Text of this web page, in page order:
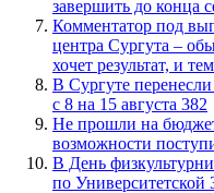
завершить до конца
​Комментатор под
центра Сургута –
хочет результат, и
​В Сургуте
с 8 на 15 августа 382
Не прошли на
возможности
​В День
по Университетской